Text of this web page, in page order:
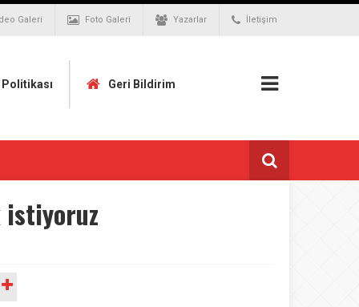
Galeri Foto Galeri Yazarlar İletişim
Geri Bildirim
istiyoruz